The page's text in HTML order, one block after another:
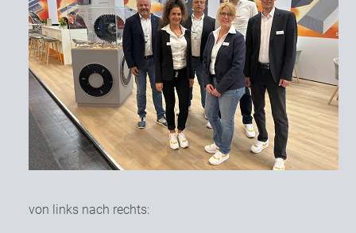
von links nach rechts: